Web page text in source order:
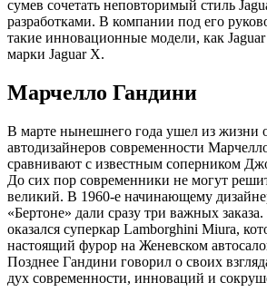
сумев сочетать неповторимый стиль
разработками. В компании под его
такие инновационные модели, как
марки Jaguar X.
Марчелло Гандини
В марте нынешнего года ушел из жизни
автодизайнеров современности
сравнивают с известным соперником
До сих пор современники не могут
великий. В 1960-е начинающему
«Бертоне» дали сразу три важных
оказался суперкар Lamborghini Miura,
настоящий фурор на Женевском
Позднее Гандини говорил о своих
дух современности, инноваций и